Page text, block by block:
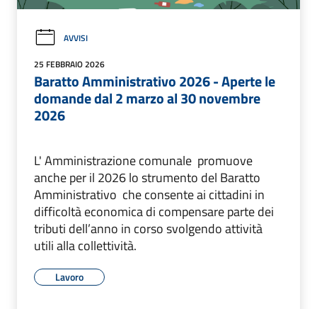
AVVISI
25 FEBBRAIO 2026
Baratto Amministrativo 2026 - Aperte le
domande dal 2 marzo al 30 novembre
2026
L' Amministrazione comunale promuove
anche per il 2026 lo strumento del Baratto
Amministrativo che consente ai cittadini in
difficoltà economica di compensare parte dei
tributi dell’anno in corso svolgendo attività
utili alla collettività.
Lavoro